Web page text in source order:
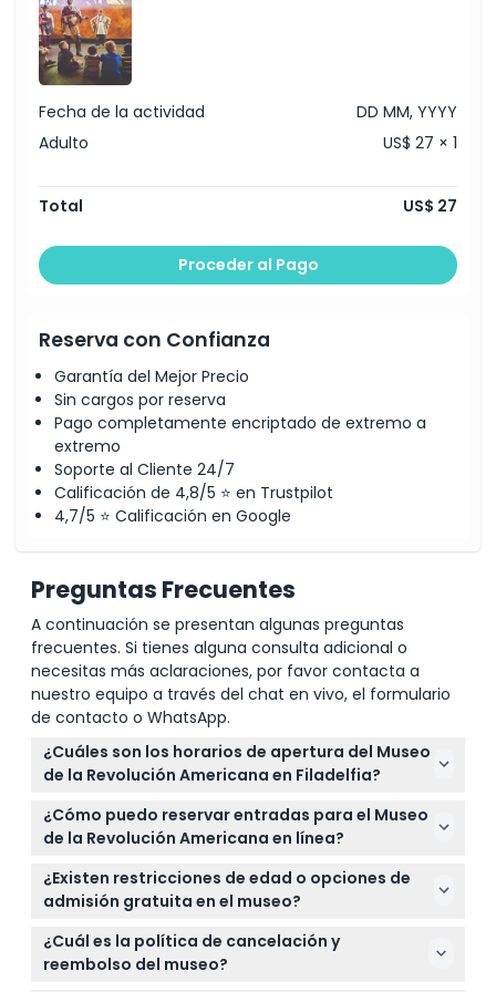
Cosas a Saber
Política de Cancelación
Fecha de la actividad
DD MM, YYYY
Adulto
US$ 27 × 1
Total US$ 27
Proceder al Pago
Reserva con Confianza
Garantía del Mejor Precio
Sin cargos por reserva
Pago completamente encriptado de extremo a
extremo
Soporte al Cliente 24/7
Calificación de 4,8/5 ⭐ en Trustpilot
4,7/5 ⭐ Calificación en Google
Preguntas Frecuentes
A continuación se presentan algunas preguntas
frecuentes. Si tienes alguna consulta adicional o
necesitas más aclaraciones, por favor contacta a
nuestro equipo a través del chat en vivo, el formulario
de contacto o WhatsApp.
¿Cuáles son los horarios de apertura del Museo
de la Revolución Americana en Filadelfia?
El museo está abierto todos los días de 10 a.m. a 5
p.m., pero está cerrado el Día de Acción de Gracias,
confirme al momento de la reserva).
¿Cómo puedo reservar entradas para el Museo
de la Revolución Americana en línea?
Puede reservar fácilmente sus entradas en línea
aquí mismo en este sitio web. Solo seleccione su
fecha preferida, elija el tipo de entrada y complete
su compra en unos pocos pasos.
¿Existen restricciones de edad o opciones de
admisión gratuita en el museo?
Los niños de 5 años o menos entran gratis, y los
jóvenes de 6 a 17 años disfrutan de una tarifa con
¿Cuál es la política de cancelación y
reembolso del museo?